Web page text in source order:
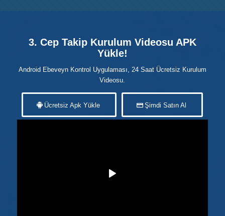
3. Cep Takip Kurulum Videosu APK
Yükle!
Android Ebeveyn Kontrol Uygulaması, 24 Saat Ücretsiz Kurulum
Videosu.
Ücretsiz Apk Yükle Şimdi Satın Al